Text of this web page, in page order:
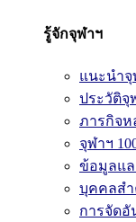
รู้จักจุฬาฯ
แนะนำจุ
ประวัติจุ
ภารกิจห
จุฬาฯ
ข้อมูลแ
บุคคลส
การจัดอั